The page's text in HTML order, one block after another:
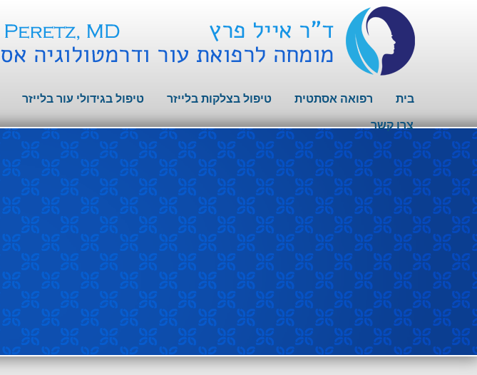
בית רפואה אסתטית טיפול בצלקות בלייזר טיפול בגידולי עור בלייזר
צרו קשר